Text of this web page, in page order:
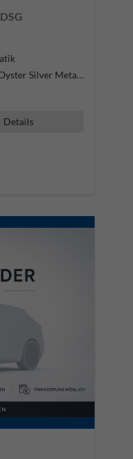
Silber, Oyster Silver Metallic (
Details